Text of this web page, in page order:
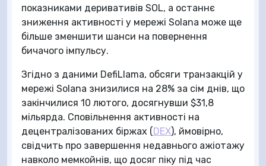
показниками деривативів SOL, а останнє
зниження активності у мережі Solana може ще
більше зменшити шанси на повернення
бичачого імпульсу.
Згідно з даними DefiLlama, обсяги транзакцій у
мережі Solana знизилися на 28% за сім днів, що
закінчилися 10 лютого, досягнувши $31,8
мільярда. Сповільнення активності на
децентралізованих біржах (DEX), ймовірно,
свідчить про завершення недавнього ажіотажу
навколо мемкойнів, що досяг піку під час